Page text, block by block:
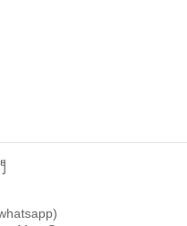
讀：你會見到無論係咩體
平穩期，每年增加約人類
層則只有3至5層細胞，需
保護關節健康狗狗退化
) 100g 仲有更多
可以盡力觀察佢哋，讓佢
品 #狗狗健康 #寵物健康